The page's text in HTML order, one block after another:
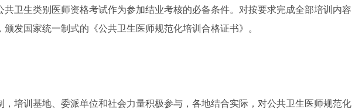
共卫生类别医师资格考试作为参加结业考核的必备条件。对按要求完成全部培训内容
颁发国家统一制式的《公共卫生医师规范化培训合格证书》。
训基地、委派单位和社会力量积极参与，各地结合实际，对公共卫生医师规范化